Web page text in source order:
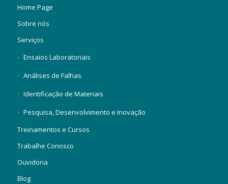
Home Page
Sobre nós
Serviços
Ensaios Laboratoriais
Análises de Falhas
Identificação de Materiais
Pesquisa, Desenvolvimento e Inovação
Treinamentos e Cursos
Trabalhe Conosco
Ouvidoria
Blog